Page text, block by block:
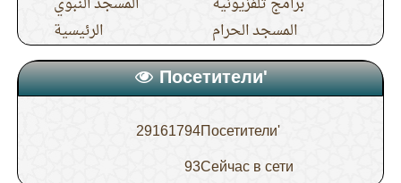
المسجد الحرام
الرئيسية
Посетители'
Посетители'
29161794
Сейчас в сети
93